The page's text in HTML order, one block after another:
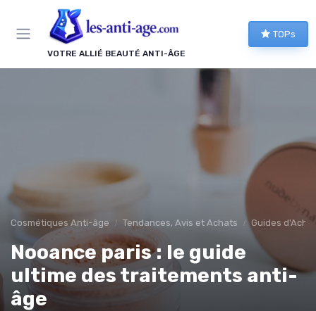
VOTRE ALLIÉ BEAUTÉ ANTI-ÂGE
TOPs
Cosmétiques Anti-âge Tendances, Avis et Achats Guides d'Achat
Nooance paris : le guide
ultime des traitements anti-
âge
Panneau de gestion des cookies